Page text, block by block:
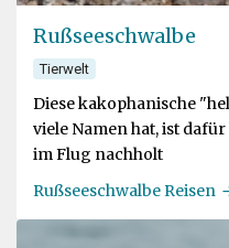
Rußseeschwalbe
Tierwelt
Diese kakophanische
viele Namen hat, ist
im Flug nachholt
Rußseeschwalbe Reisen